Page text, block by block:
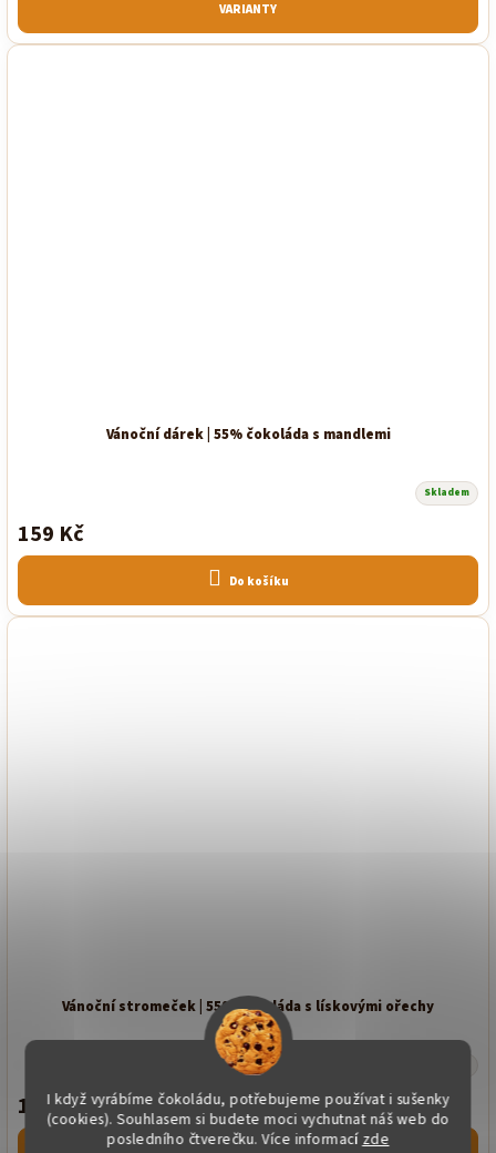
I když vyrábíme čokoládu, potřebujeme používat i sušenky
(cookies). Souhlasem si budete moci vychutnat náš web do
posledního čtverečku. Více informací zde
VARIANTY
Vánoční dárek | 55% čokoláda s mandlemi
Skladem
159 Kč
Do košíku
Vánoční stromeček | 55% čokoláda s lískovými ořechy
159 Kč